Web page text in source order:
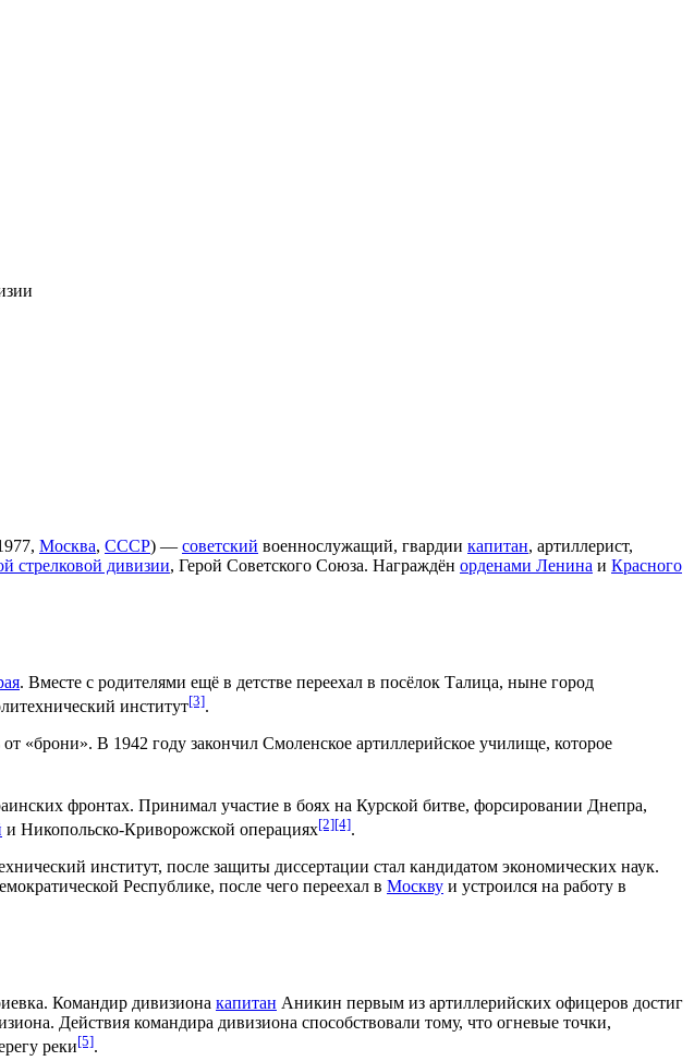
, Москва, СССР) — советский военнослужащий, гвардии капитан, артиллерист,
стрелковой дивизии, Герой Советского Союза. Награждён орденами Ленина и Красного
. Вместе с родителями ещё в детстве переехал в посёлок Талица, ныне город
институт[3].
от «брони». В 1942 году закончил Смоленское артиллерийское училище, которое
фронтах. Принимал участие в боях на Курской битве, форсировании Днепра,
и Никопольско-Криворожской операциях[2][4].
институт, после защиты диссертации стал кандидатом экономических наук.
Республике, после чего переехал в Москву и устроился на работу в
Командир дивизиона капитан Аникин первым из артиллерийских офицеров достиг
Действия командира дивизиона способствовали тому, что огневые точки,
реки[5].